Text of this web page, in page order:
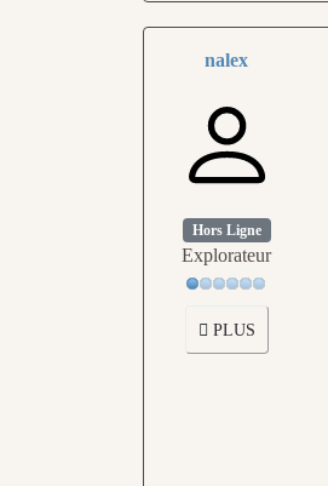
nalex
Hors Ligne
Explorateur
PLUS